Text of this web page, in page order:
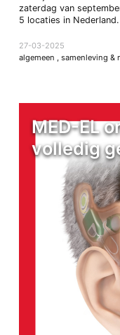
zaterdag van
5 locaties in Nederland.
27-03-2025
algemeen , samenleving &
MED-EL
volledig